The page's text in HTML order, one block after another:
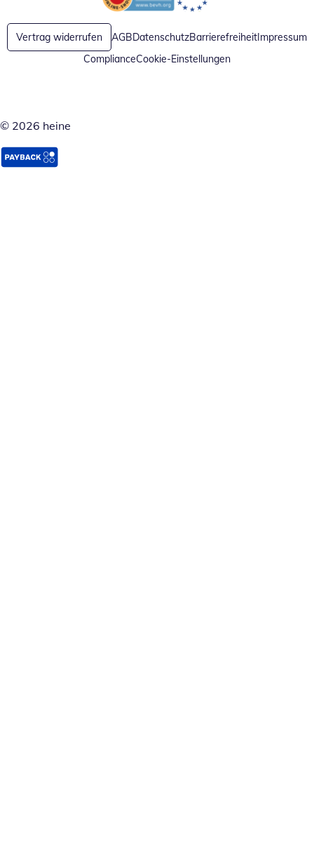
Öffnet in neuem FensterÖffnet in neuem Fenster
Vertrag widerrufen AGBDatenschutzBarrierefreiheitImpressum
ComplianceCookie-Einstellungen
© 2026 heine